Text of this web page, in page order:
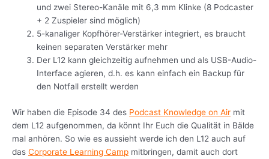
und zwei Stereo-Kanäle mit 6,3 mm Klinke (8 Podcaster
+ 2 Zuspieler sind möglich)
5-kanaliger Kopfhörer-Verstärker integriert, es braucht
keinen separaten Verstärker mehr
Der L12 kann gleichzeitig aufnehmen und als USB-Audio-
Interface agieren, d.h. es kann einfach ein Backup für
den Notfall erstellt werden
Wir haben die Episode 34 des Podcast Knowledge on Air mit
dem L12 aufgenommen, da könnt Ihr Euch die Qualität in Bälde
mal anhören. So wie es aussieht werde ich den L12 auch auf
das Corporate Learning Camp mitbringen, damit auch dort